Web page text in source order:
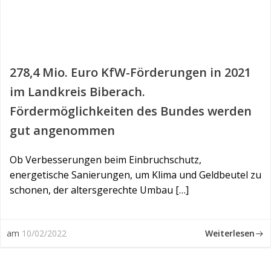
278,4 Mio. Euro KfW-Förderungen in 2021
im Landkreis Biberach.
Fördermöglichkeiten des Bundes werden
gut angenommen
Ob Verbesserungen beim Einbruchschutz,
energetische Sanierungen, um Klima und Geldbeutel zu
schonen, der altersgerechte Umbau […]
am 10/02/2022 Weiterlesen